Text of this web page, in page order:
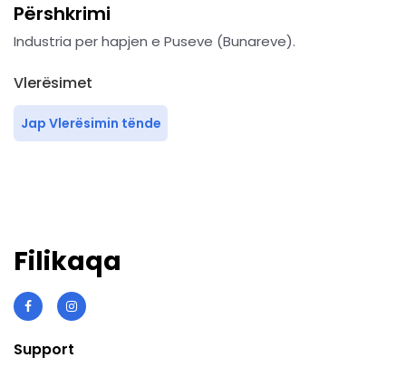
Përshkrimi
Industria per hapjen e Puseve (Bunareve).
Vlerësimet
Jap Vlerësimin tënde
Filikaqa
Support